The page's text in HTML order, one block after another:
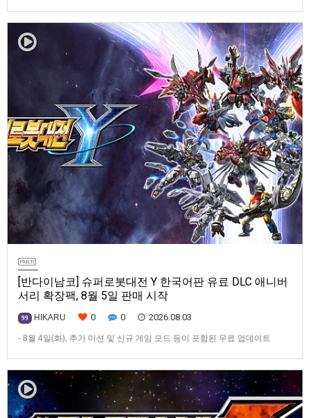
문 판매를 8월 5일(수)부터 시작한다고 발표했다.‘ELDEN RING 빛바랜 자
에디션’에는 ‘ELDEN R…
[반다이남코] 슈퍼로봇대전 Y 한국어판 유료 DLC 애니버
서리 확장팩, 8월 5일 판매 시작
99 HIKARU 0 0 2026.08.03
- 8월 4일(화), 추가 미션 및 신규 게임 모드 등이 포함된 무료 업데이트
Switch™, Steam®용 ‘슈퍼로봇대전 Y’(한국어판)의 유료 DLC ‘애니버서리
확장팩’을 2026년 …